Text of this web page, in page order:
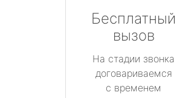
Бесплатный
вызов
На стадии звонка
договариваемся
с временем